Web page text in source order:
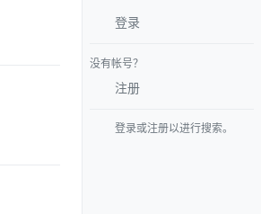
登录
没有帐号？
注册
登录或注册以进行搜索。